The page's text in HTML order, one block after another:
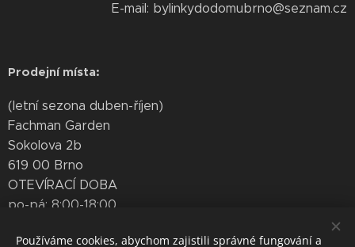
E-mail: bylinkydodomubrno@seznam.cz
Prodejní místa:
(letní sezona duben-říjen)
Fachman Garden
Sokolova 2b
619 00 Brno
OTEVÍRACÍ DOBA
po-pá: 8:00-18:00
Používáme cookies, abychom zajistili správné fungování a